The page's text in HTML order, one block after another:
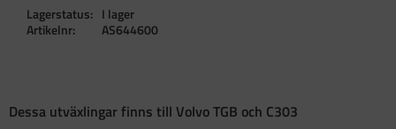
Lagerstatus
I lager
Artikelnr
AS644600
Dessa utväxlingar finns till Volvo TGB och C303